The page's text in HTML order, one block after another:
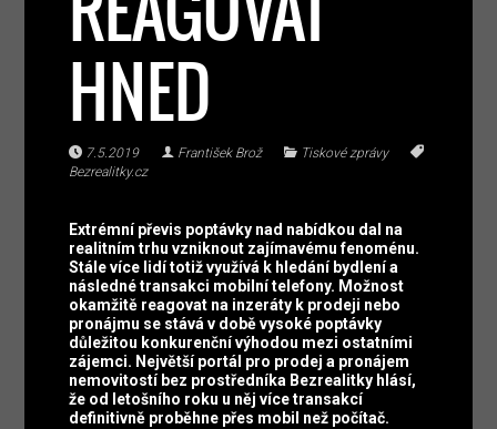
HNED
7.5.2019 František Brož
Tiskové zprávy
Bezrealitky.cz
Extrémní převis poptávky nad nabídkou dal na
realitním trhu vzniknout zajímavému fenoménu.
Stále více lidí totiž využívá k hledání bydlení a
následné transakci mobilní telefony. Možnost
okamžitě reagovat na inzeráty k prodeji nebo
pronájmu se stává v době vysoké poptávky
důležitou konkurenční výhodou mezi ostatními
zájemci. Největší portál pro prodej a pronájem
nemovitostí bez prostředníka Bezrealitky hlásí,
že od letošního roku u něj více transakcí
definitivně proběhne přes mobil než počítač.